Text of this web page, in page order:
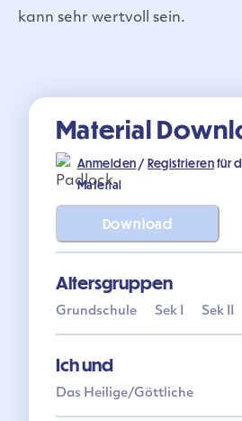
kann sehr wertvoll sein.
Material
Anmelden /Registrierenfür
Material
Download
Altersgruppen
Grundschule Sek I Sek II
Ich und
Das Heilige/Göttliche